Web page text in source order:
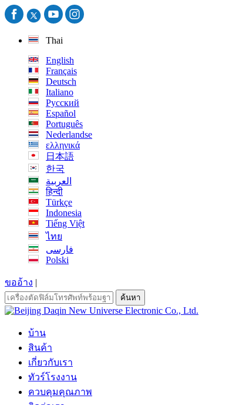
Thai
English
Français
Deutsch
Italiano
Русский
Español
Português
Nederlandse
ελληνικά
日本語
한국
العربية
हिन्दी
Türkçe
Indonesia
Tiếng Việt
ไทย
فارسی
Polski
ขออ้าง |
ค้นหา
บ้าน
สินค้า
เกี่ยวกับเรา
ทัวร์โรงงาน
ควบคุมคุณภาพ